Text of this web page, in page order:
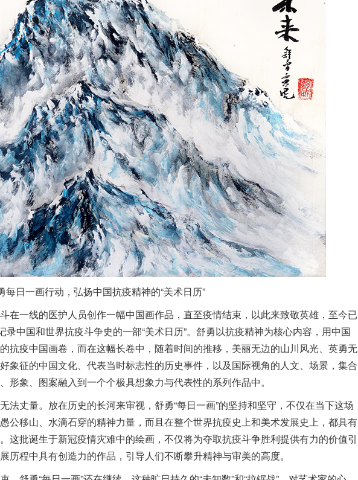
日一画行动，弘扬中国抗疫精神的“美术日历”
在一线的医护人员创作一幅中国画作品，直至疫情结束，以此来致敬英雄，至今已
录中国和世界抗疫斗争史的一部“美术日历”。舒勇以抗疫精神为核心内容，用中国
抗疫中国画卷，而在这幅长卷中，随着时间的推移，美丽无边的山川风光、英勇无
象征的中国文化、代表当时标志性的历史事件，以及国际视角的人文、场景，集合
形象、图案融入到一个个极具想象力与代表性的系列作品中。
法丈量。放在历史的长河来审视，舒勇“每日一画”的坚持和坚守，不仅在当下这场
公移山、水滴石穿的精神力量，而且在整个世界抗疫史上和美术发展史上，都具有
这批诞生于新冠疫情灾难中的绘画，不仅将为夺取抗疫斗争胜利提供有力的价值引
历程中具有创造力的作品，引导人们不断攀升精神与审美的高度。